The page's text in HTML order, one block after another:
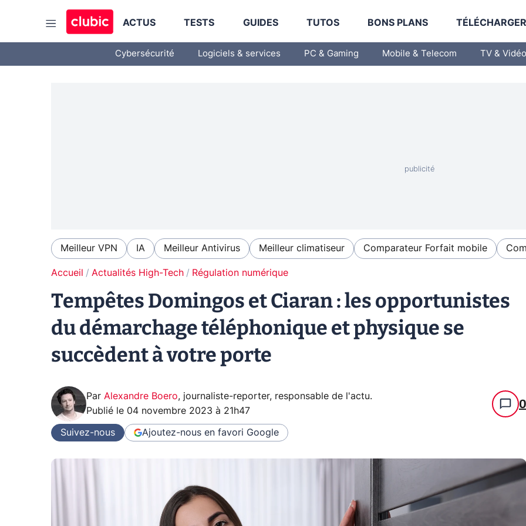
ACTUS TESTS GUIDES TUTOS BONS PLANS
Cybersécurité Logiciels & services PC & Gaming Mobile & Telecom TV & Vidéo
Meilleur VPN IA Meilleur Antivirus Meilleur climatiseur Comparateur Forfait mobile
Accueil Actualités High-Tech Régulation numérique
Tempêtes Domingos et Ciaran : les opportunistes
du démarchage téléphonique et physique se
succèdent à votre porte
Par Alexandre Boero, journaliste-reporter, responsable de l'actu.
Publié le 04 novembre 2023 à 21h47 0
Suivez-nous Ajoutez-nous en favori Google